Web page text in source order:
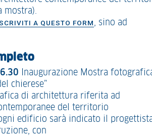
mostra).
A QUESTO FORM, sino ad
Inaugurazione Mostra
chierese”
di architettura riferita ad
del territorio
edificio sarà indicato il
con